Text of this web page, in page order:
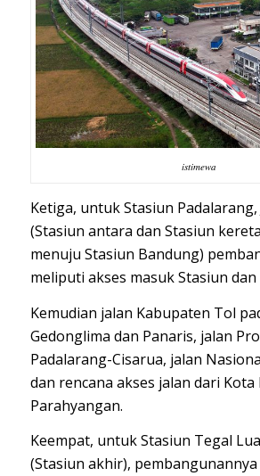
istimewa
Ketiga, untuk Stasiun Padalarang,
(Stasiun antara dan Stasiun kereta
menuju Stasiun Bandung)
meliputi akses masuk Stasiun dan
Kemudian jalan Kabupaten Tol
Gedonglima dan Panaris, jalan
Padalarang-Cisarua, jalan
dan rencana akses jalan dari Kota
Parahyangan.
Keempat, untuk Stasiun Tegal
(Stasiun akhir),